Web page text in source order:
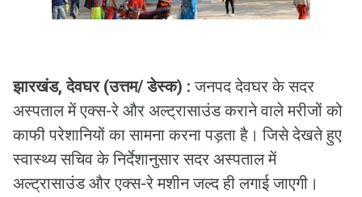
झारखंड, देवघर (उत्तम/ डेस्क) : जनपद देवघर के सदर
अस्पताल में एक्स-रे और अल्ट्रासाउंड कराने वाले मरीजों को
काफी परेशानियों का सामना करना पड़ता है। जिसे देखते हुए
स्वास्थ्य सचिव के निर्देशानुसार सदर अस्पताल में
अल्ट्रासाउंड और एक्स-रे मशीन जल्द ही लगाई जाएगी।